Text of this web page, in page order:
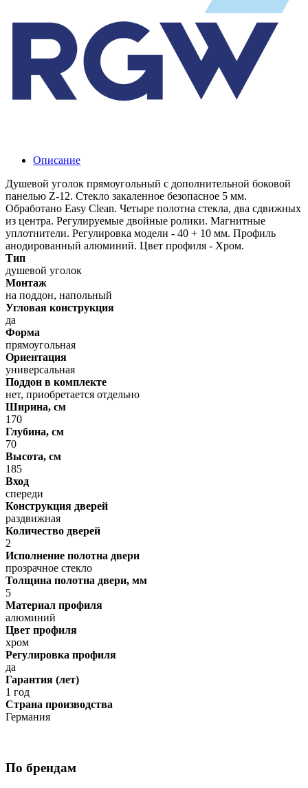
Описание
Душевой уголок прямоугольный с дополнительной боковой
панелью Z-12. Стекло закаленное безопасное 5 мм.
Обработано Easy Clean. Четыре полотна стекла, два сдвижных
из центра. Регулируемые двойные ролики. Магнитные
уплотнители. Регулировка модели - 40 + 10 мм. Профиль
анодированный алюминий. Цвет профиля - Хром.
Тип
душевой уголок
Монтаж
на поддон, напольный
Угловая конструкция
да
Форма
прямоугольная
Ориентация
универсальная
Поддон в комплекте
нет, приобретается отдельно
Ширина, см
170
Глубина, см
70
Высота, см
185
Вход
спереди
Конструкция дверей
раздвижная
Количество дверей
2
Исполнение полотна двери
прозрачное стекло
Толщина полотна двери, мм
5
Материал профиля
алюминий
Цвет профиля
хром
Регулировка профиля
да
Гарантия (лет)
1 год
Страна производства
Германия
По брендам